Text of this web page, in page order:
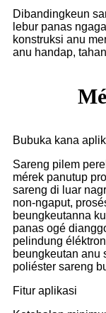
Dibandingkeun
lebur panas
konstruksi anu
anu handap,
Bubuka kana
Sareng pilem
mérek panutup
sareng di luar
non-ngaput,
beungkeutanna
panas ogé
pelindung
beungkeutan anu
poliéster sareng
Fitur aplikasi